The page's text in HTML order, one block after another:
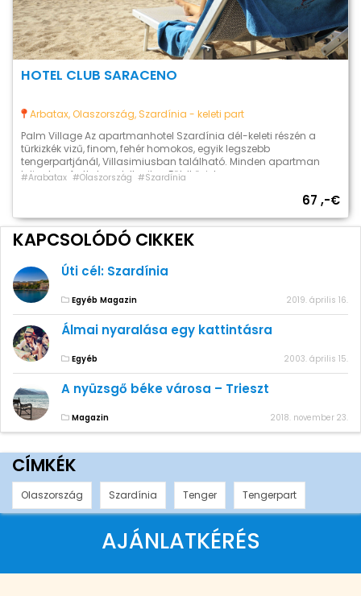
HOTEL CLUB SARACENO
Arbatax, Olaszország, Szardínia - keleti part
Palm Village Az apartmanhotel Szardínia dél-keleti részén a
türkizkék vizű, finom, fehér homokos, egyik legszebb
tengerpartjánál, Villasimiusban található. Minden apartman
teljes komforttal rendelkezik, a Földközi-tengerre, vagy a
csodálatos virágos kertre, vagy a vadonatúj úszómedence felé
nyíló kilátással. Így tökéletes kikapcsolódást és feltöltődést
egyaránt. Részletes árainkért kattintson az alábbi […]
#Arabatax #Olaszország #Szardínia
67 ,-€
KAPCSOLÓDÓ CIKKEK
Úti cél: Szardínia
Egyéb Magazin 2019. április 16.
Álmai nyaralása egy kattintásra
Egyéb 2003. április 15.
A nyüzsgő béke városa – Trieszt
Magazin 2018. november 23.
CÍMKÉK
Olaszország Szardínia Tenger Tengerpart
AJÁNLATKÉRÉS